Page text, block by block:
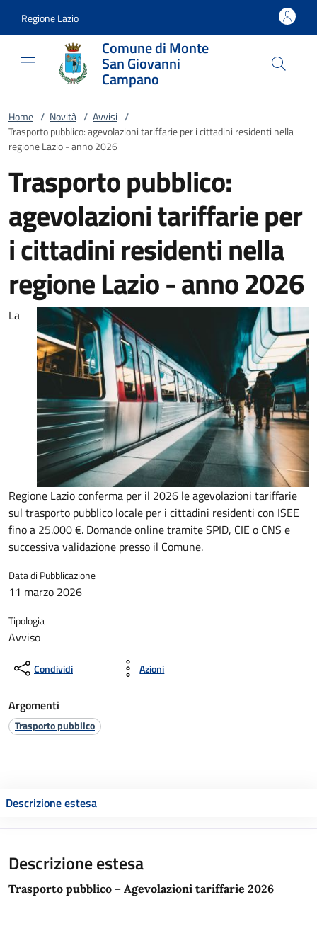
Regione Lazio
Comune di Monte
San Giovanni
Campano
Home / Novità / Avvisi /
Trasporto pubblico: agevolazioni tariffarie per i cittadini residenti nella
regione Lazio - anno 2026
Trasporto pubblico:
agevolazioni tariffarie per
i cittadini residenti nella
regione Lazio - anno 2026
La
Regione Lazio conferma per il 2026 le agevolazioni tariffarie
sul trasporto pubblico locale per i cittadini residenti con ISEE
fino a 25.000 €. Domande online tramite SPID, CIE o CNS e
successiva validazione presso il Comune.
Data di Pubblicazione
11 marzo 2026
Tipologia
Avviso
Condividi Azioni
Argomenti
Trasporto pubblico
Descrizione estesa
Descrizione estesa
Trasporto pubblico – Agevolazioni tariffarie 2026